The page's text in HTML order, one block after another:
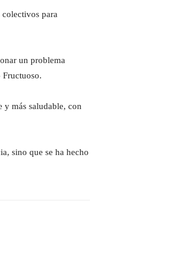
para
un problema
y más saludable, con
sino que se ha hecho